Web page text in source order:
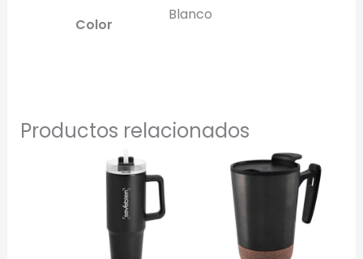
Color
Blanco
Productos relacionados